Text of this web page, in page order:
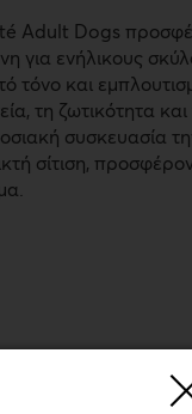
Adult Dogs
για ενήλικους
τόνο και
τη ζωτικότητα
συσκευασία
σίτιση,